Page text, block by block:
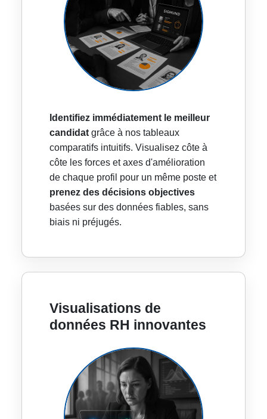
Identifiez immédiatement le meilleur
candidat grâce à nos tableaux
comparatifs intuitifs. Visualisez côte à
côte les forces et axes d'amélioration
de chaque profil pour un même poste et
prenez des décisions objectives
basées sur des données fiables, sans
biais ni préjugés.
Visualisations de
données RH innovantes